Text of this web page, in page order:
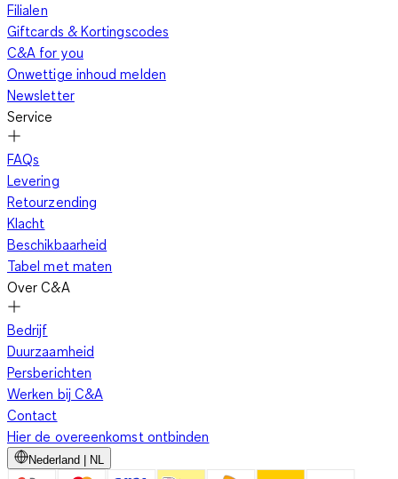
Filialen
Giftcards & Kortingscodes
C&A for you
Onwettige inhoud melden
Newsletter
Service
FAQs
Levering
Retourzending
Klacht
Beschikbaarheid
Tabel met maten
Over C&A
Bedrijf
Duurzaamheid
Persberichten
Werken bij C&A
Contact
Hier de overeenkomst ontbinden
Nederland | NL